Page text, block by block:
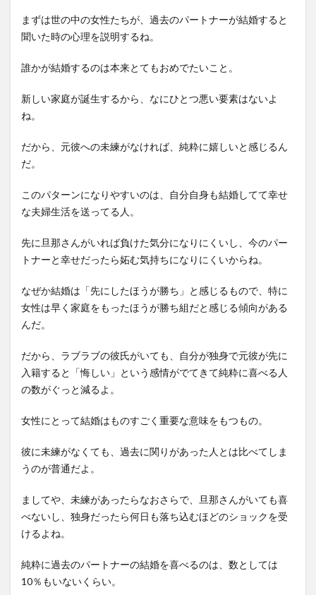
まずは世の中の女性たちが、過去のパートナーが結婚すると
聞いた時の心理を説明するね。
誰かが結婚するのは本来とてもおめでたいこと。
新しい家庭が誕生するから、なにひとつ悪い要素はないよ
ね。
だから、元彼への未練がなければ、純粋に嬉しいと感じるん
だ。
このパターンになりやすいのは、自分自身も結婚してて幸せ
な夫婦生活を送ってる人。
先に旦那さんがいれば負けた気分になりにくいし、今のパー
トナーと幸せだったら妬む気持ちになりにくいからね。
なぜか結婚は「先にしたほうが勝ち」と感じるもので、特に
女性は早く家庭をもったほうが勝ち組だと感じる傾向がある
んだ。
だから、ラブラブの彼氏がいても、自分が独身で元彼が先に
入籍すると「悔しい」という感情がでてきて純粋に喜べる人
の数がぐっと減るよ。
女性にとって結婚はものすごく重要な意味をもつもの。
彼に未練がなくても、過去に関りがあった人とは比べてしま
うのが普通だよ。
ましてや、未練があったらなおさらで、旦那さんがいても喜
べないし、独身だったら何日も落ち込むほどのショックを受
けるよね。
純粋に過去のパートナーの結婚を喜べるのは、数としては
10％もいないくらい。